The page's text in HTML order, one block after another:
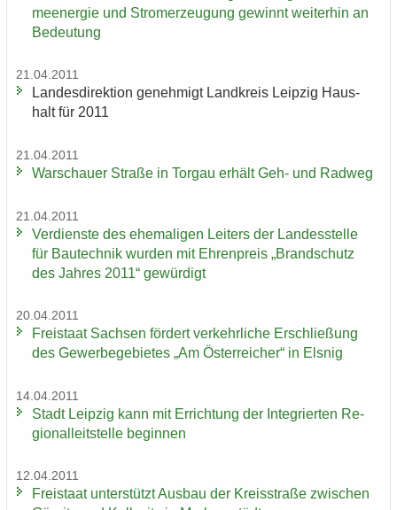
me­en­er­gie und Strom­erzeu­gung ge­winnt wei­ter­hin an
Be­deu­tung
21.04.2011
Lan­des­di­rek­ti­on ge­neh­migt Land­kreis Leip­zig Haus­
halt für 2011
21.04.2011
War­schau­er Stra­ße in Tor­gau er­hält Geh- und Rad­weg
21.04.2011
Ver­diens­te des ehe­ma­li­gen Lei­ters der Lan­des­stel­le
für Bau­tech­nik wur­den mit Eh­ren­preis „Brand­schutz
des Jah­res 2011“ ge­wür­digt
20.04.2011
Frei­staat Sach­sen för­dert ver­kehr­li­che Er­schlie­ßung
des Ge­wer­be­ge­bie­tes „Am Ös­ter­rei­cher“ in Els­nig
14.04.2011
Stadt Leip­zig kann mit Er­rich­tung der In­te­grier­ten Re­
gio­nal­leit­stel­le be­gin­nen
12.04.2011
Frei­staat un­ter­stützt Aus­bau der Kreis­stra­ße zwi­schen